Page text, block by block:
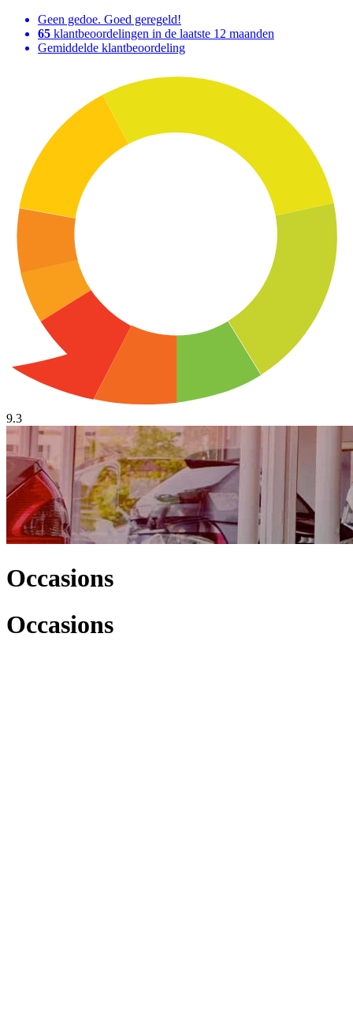
Geen gedoe. Goed geregeld!
65 klantbeoordelingen in de laatste 12 maanden
Gemiddelde klantbeoordeling
9.3
Occasions
Occasions